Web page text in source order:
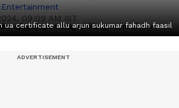
Entertainment
09:09 AM IST
ua certificate allu arjun sukumar fahadh faasil